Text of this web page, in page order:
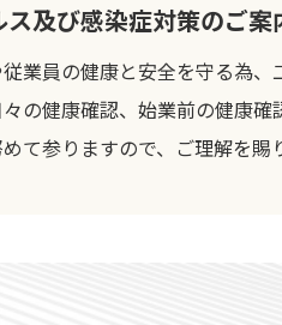
及び感染症対策のご案
業員の健康と安全を守る為、
の健康確認、始業前の健康確
て参りますので、ご理解を賜